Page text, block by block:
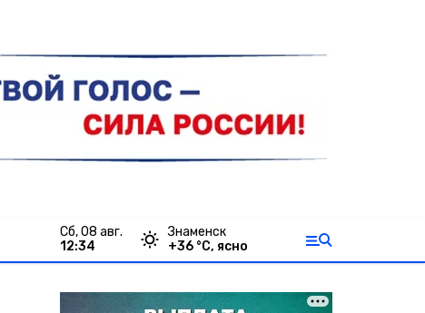
сб, 08 авг.
12:34
Знаменск
+36 °С, ясно